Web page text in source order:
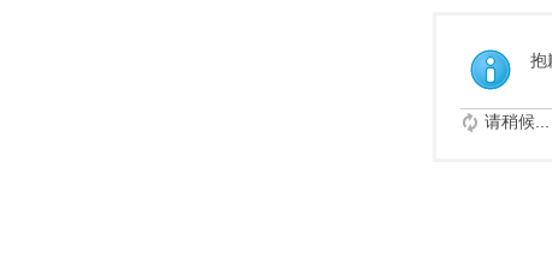
抱
请稍候...